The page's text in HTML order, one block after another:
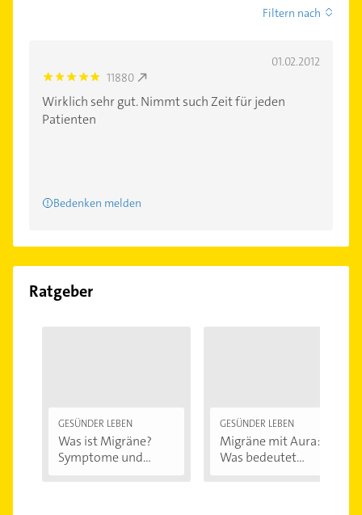
Filtern nach
01.02.2012
5.0 11880
Wirklich sehr gut. Nimmt such Zeit für jeden
Patienten
Bedenken melden
Ratgeber
GESÜNDER LEBEN
Was ist Migräne?
Symptome und...
GESÜNDER LEBEN
Migräne mit Aura:
Was bedeutet...